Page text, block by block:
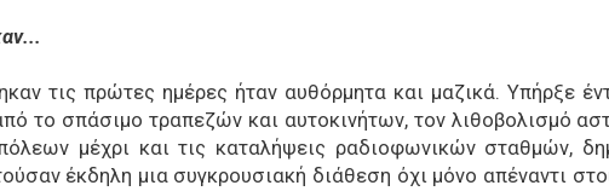
τις πρώτες ημέρες ήταν αυθόρμητα και μαζικά. Υπήρξε
το σπάσιμο τραπεζών και αυτοκινήτων, τον λιθοβολισμό
μέχρι και τις καταλήψεις ραδιοφωνικών σταθμών,
έκδηλη μια συγκρουσιακή διάθεση όχι μόνο απέναντι